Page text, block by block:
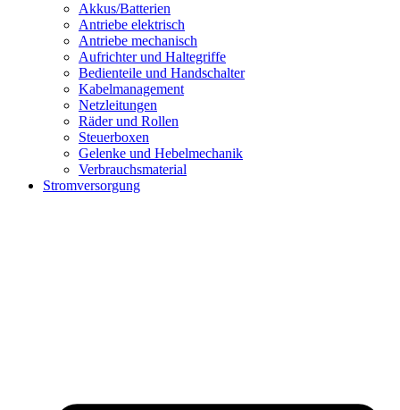
Akkus/Batterien
Antriebe elektrisch
Antriebe mechanisch
Aufrichter und Haltegriffe
Bedienteile und Handschalter
Kabelmanagement
Netzleitungen
Räder und Rollen
Steuerboxen
Gelenke und Hebelmechanik
Verbrauchsmaterial
Stromversorgung